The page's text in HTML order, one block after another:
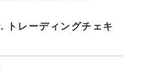
トレーディングチェキ